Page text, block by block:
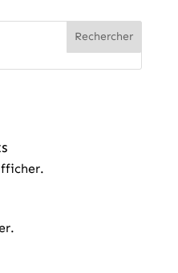
Rechercher